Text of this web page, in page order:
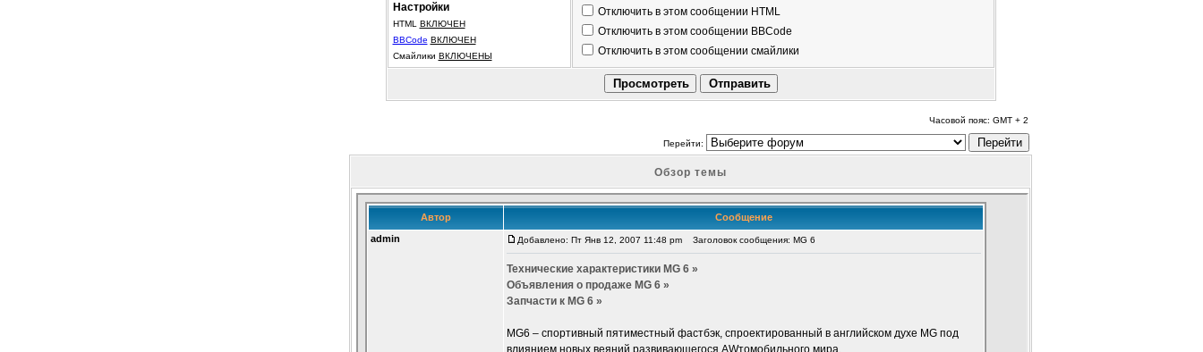
Настройки
HTML ВКЛЮЧЕН
BBCode ВКЛЮЧЕН
Смайлики ВКЛЮЧЕНЫ
Отключить в этом сообщении HTML
Отключить в этом сообщении BBCode
Отключить в этом сообщении смайлики
Часовой пояс: GMT + 2
Перейти:
Обзор темы